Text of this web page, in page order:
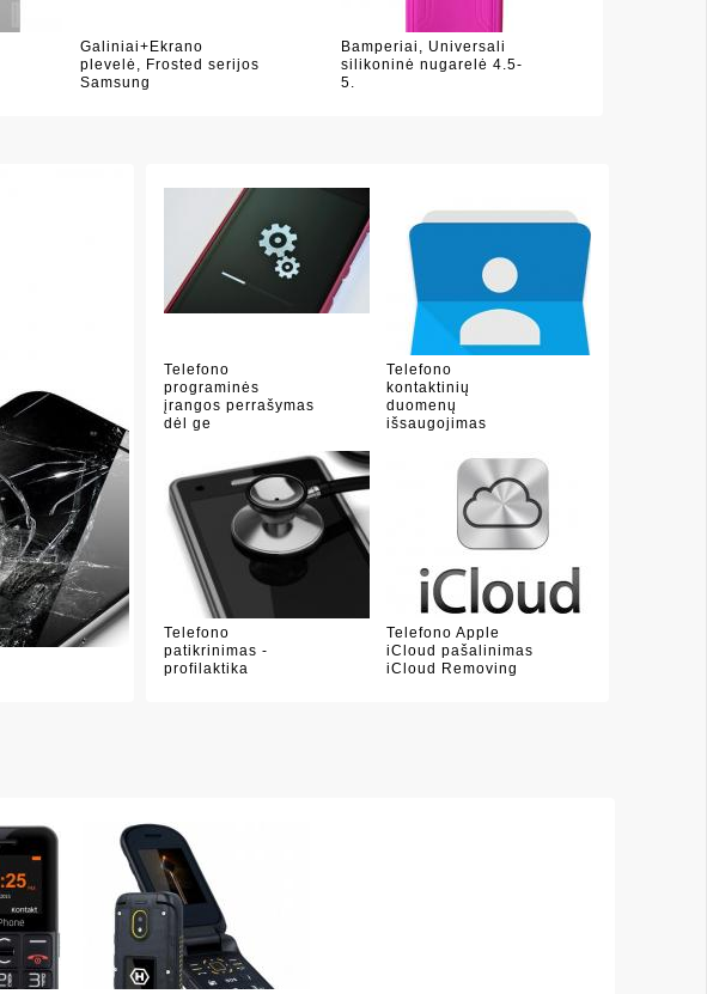
Galiniai+Ekrano
plevelė, Frosted serijos
Samsung
Bamperiai, Universali
silikoninė nugarelė 4.5-
5.
Telefono
programinės
įrangos perrašymas
dėl ge
Telefono
kontaktinių
duomenų
išsaugojimas
Telefono
patikrinimas -
profilaktika
Telefono Apple
iCloud pašalinimas
iCloud Removing